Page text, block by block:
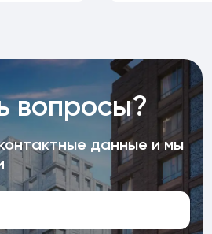
вопросы?
данные и мы